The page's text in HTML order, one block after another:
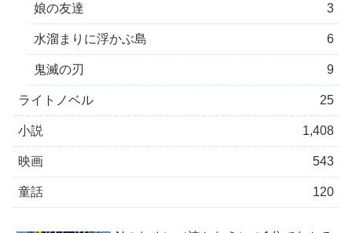
娘の友達 3
水溜まりに浮かぶ島 6
鬼滅の刃 9
ライトノベル 25
小説 1,408
映画 543
童話 120